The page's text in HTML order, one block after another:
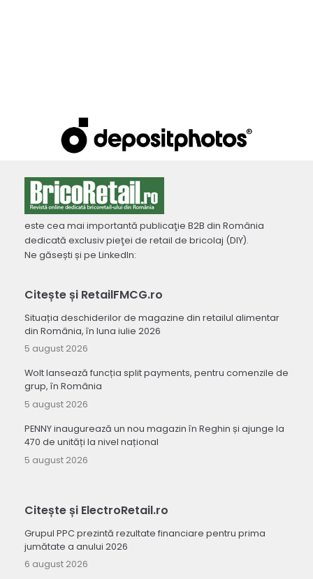
este cea mai importantă publicaţie B2B din România
dedicată exclusiv pieţei de retail de bricolaj (DIY).
Ne găsești și pe LinkedIn:
Citește și RetailFMCG.ro
Situația deschiderilor de magazine din retailul alimentar
din România, în luna iulie 2026
5 august 2026
Wolt lansează funcția split payments, pentru comenzile de
grup, în România
5 august 2026
PENNY inaugurează un nou magazin în Reghin și ajunge la
470 de unități la nivel național
5 august 2026
Citește și ElectroRetail.ro
Grupul PPC prezintă rezultate financiare pentru prima
jumătate a anului 2026
6 august 2026